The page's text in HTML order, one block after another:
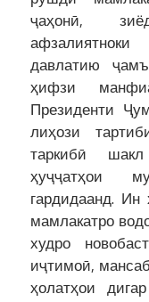
ҷаҳонӣ,
давлатию
ҳифзи
Президенти
лиҳози
таркибӣ
ҳуҷҷатҳои
гардидаанд. Ин
мамлакатро
худро
иҷтимоӣ,
ҳолатҳои